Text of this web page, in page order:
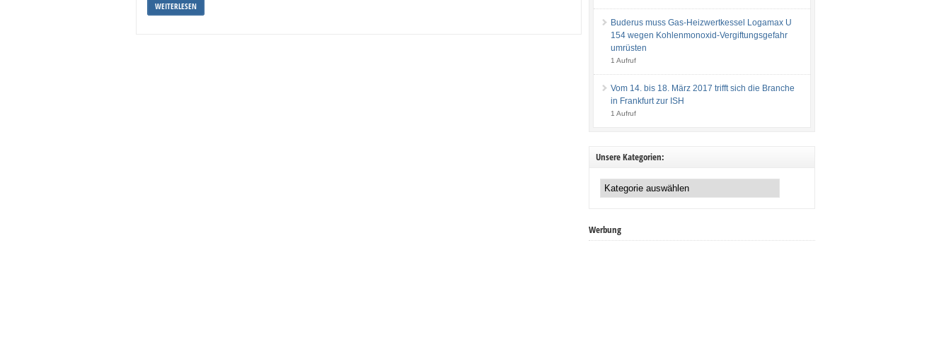
WEITERLESEN
Buderus muss Gas-Heizwertkessel Logamax U
154 wegen Kohlenmonoxid-Vergiftungsgefahr
umrüsten
1 Aufruf
Vom 14. bis 18. März 2017 trifft sich die Branche
in Frankfurt zur ISH
1 Aufruf
Unsere Kategorien:
Kategorien:
Werbung